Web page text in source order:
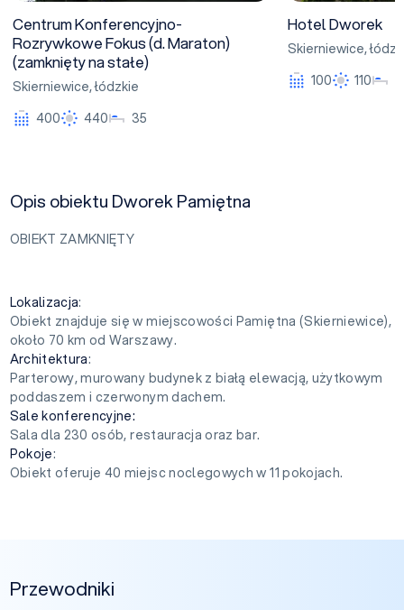
Centrum Konferencyjno-
Rozrywkowe Fokus (d. Maraton)
(zamknięty na stałe)
Skierniewice,łódzkie
400
440 35
Hotel Dworek
Skierniewice,
100
110
Opis obiektu Dworek Pamiętna
OBIEKT ZAMKNIĘTY
Lokalizacja:
Obiekt znajduje się w miejscowości Pamiętna (Skierniewice),
około 70 km od Warszawy.
Architektura:
Parterowy, murowany budynek z białą elewacją, użytkowym
poddaszem i czerwonym dachem.
Sale konferencyjne:
Sala dla 230 osób, restauracja oraz bar.
Pokoje:
Obiekt oferuje 40 miejsc noclegowych w 11 pokojach.
Przewodniki